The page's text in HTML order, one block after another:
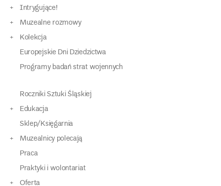
Intrygujące!
Muzealne rozmowy
Kolekcja
Europejskie Dni Dziedzictwa
Programy badań strat wojennych
Roczniki Sztuki Śląskiej
Edukacja
Sklep/Księgarnia
Muzealnicy polecają
Praca
Praktyki i wolontariat
Oferta